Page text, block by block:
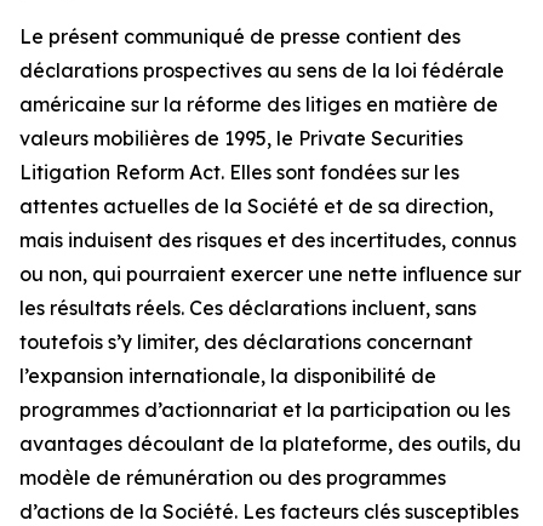
Le présent communiqué de presse contient des
déclarations prospectives au sens de la loi fédérale
américaine sur la réforme des litiges en matière de
valeurs mobilières de 1995, le Private Securities
Litigation Reform Act. Elles sont fondées sur les
attentes actuelles de la Société et de sa direction,
mais induisent des risques et des incertitudes, connus
ou non, qui pourraient exercer une nette influence sur
les résultats réels. Ces déclarations incluent, sans
toutefois s’y limiter, des déclarations concernant
l’expansion internationale, la disponibilité de
programmes d’actionnariat et la participation ou les
avantages découlant de la plateforme, des outils, du
modèle de rémunération ou des programmes
d’actions de la Société. Les facteurs clés susceptibles